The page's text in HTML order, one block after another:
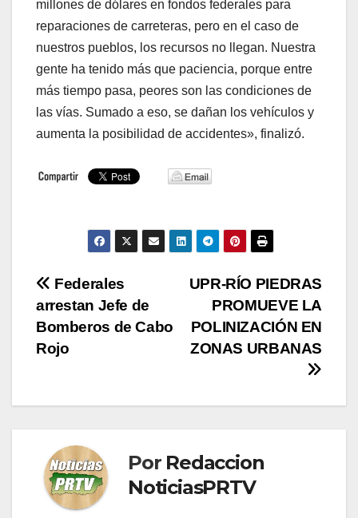
millones de dólares en fondos federales para
reparaciones de carreteras, pero en el caso de
nuestros pueblos, los recursos no llegan. Nuestra
gente ha tenido más que paciencia, porque entre
más tiempo pasa, peores son las condiciones de
las vías. Sumado a eso, se dañan los vehículos y
aumenta la posibilidad de accidentes», finalizó.
Navegación
de
entradas
UPR-RÍO PIEDRAS
PROMUEVE LA
POLINIZACIÓN EN
ZONAS URBANAS
Federales
arrestan Jefe de
Bomberos de Cabo
Rojo
Por Redaccion
NoticiasPRTV